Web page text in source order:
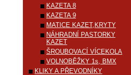
KAZETA 8
KAZETA 9
MATICE KAZET,KRYTY
NÁHRADNÍ PASTORKY
KAZET
ŠROUBOVACÍ VÍCEKOLA
VOLNOBĚŽKY 1s, BMX
KLIKY A PŘEVODNÍKY